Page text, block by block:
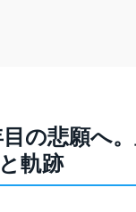
の悲願へ
軌跡